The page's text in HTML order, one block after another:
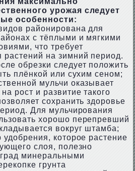
урожая следует
особенности:
районирована для
с тёплыми и мягкими
что требует
растений на зимний период.
обрезки следует положить
плёнкой или сухим сеном;
мульчи оказывает
рост и развитие такого
сохранить здоровье
Для мульчирования
хорошо перепревший
вокруг штамба;
удобрения, которое растение
слоя, полезно
минеральными
грунта